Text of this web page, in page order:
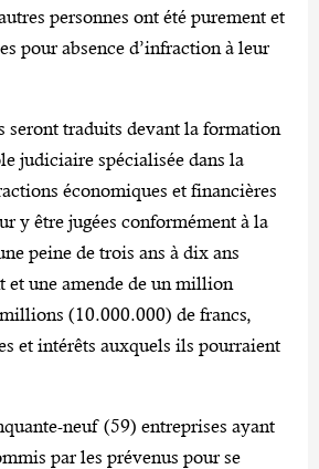
personnes ont été purement et
pour absence d’infraction à leur
seront traduits devant la formation
judiciaire spécialisée dans la
économiques et financières
y être jugées conformément à la
peine de trois ans à dix ans
et une amende de un million
(10.000.000) de francs,
et intérêts auxquels ils pourraient
neuf (59) entreprises ayant
par les prévenus pour se